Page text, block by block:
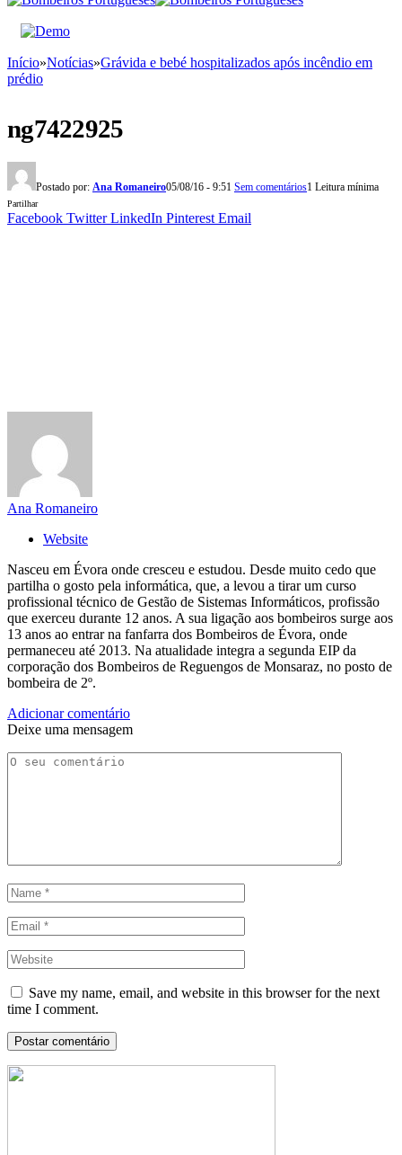
Início»Notícias»Grávida e bebé hospitalizados após incêndio em
prédio
ng7422925
Postado por: Ana Romaneiro05/08/16 - 9:51 Sem comentários1 Leitura mínima
Partilhar
Facebook Twitter LinkedIn Pinterest Email
Ana Romaneiro
Website
Nasceu em Évora onde cresceu e estudou. Desde muito cedo que
partilha o gosto pela informática, que, a levou a tirar um curso
profissional técnico de Gestão de Sistemas Informáticos, profissão
que exerceu durante 12 anos. A sua ligação aos bombeiros surge aos
13 anos ao entrar na fanfarra dos Bombeiros de Évora, onde
permaneceu até 2013. Na atualidade integra a segunda EIP da
corporação dos Bombeiros de Reguengos de Monsaraz, no posto de
bombeira de 2º.
Adicionar comentário
Deixe uma mensagem
Save my name, email, and website in this browser for the next
time I comment.